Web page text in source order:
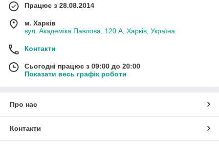
Працює з 28.08.2014
м. Харків
вул. Академіка Павлова, 120 А, Харків, Україна
Контакти
Сьогодні працює з 09:00 до 20:00
Показати весь графік роботи
Про нас
Контакти